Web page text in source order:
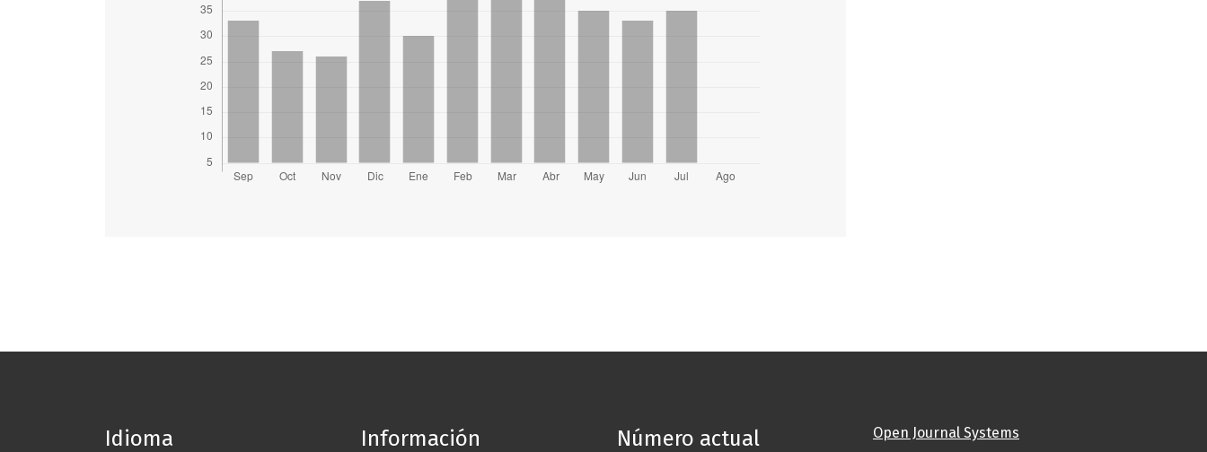
Idioma Información Número actual Open Journal Systems